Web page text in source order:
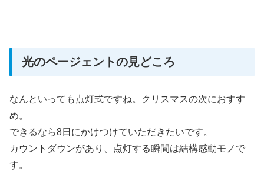
光のページェントの見どころ
なんといっても点灯式ですね。クリスマスの次におすす
め。
できるなら8日にかけつけていただきたいです。
カウントダウンがあり、点灯する瞬間は結構感動モノで
す。